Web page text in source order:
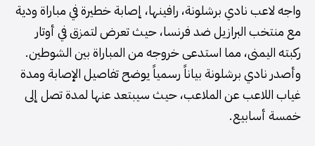
واجه لاعب نادي برشلونة، رافينها، إصابة خطيرة في مباراة ودية
مع منتخب البرازيل ضد فرنسا، حيث تعرض لتمزق في أوتار
ركبته اليمنى، مما استدعى خروجه من المباراة بين الشوطين.
وأصدر نادي برشلونة بياناً رسمياً يوضح تفاصيل الإصابة ومدة
غياب اللاعب عن الملاعب، حيث سيبتعد عنها لمدة تصل إلى
خمسة أسابيع.